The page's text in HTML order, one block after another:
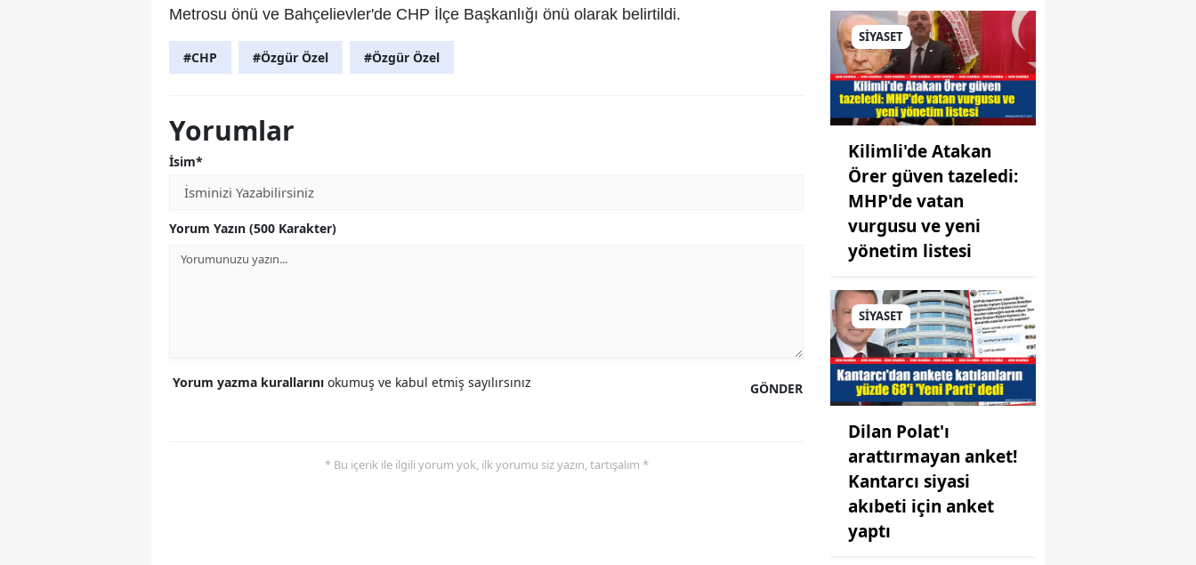
Metrosu önü ve Bahçelievler'de CHP İlçe Başkanlığı önü olarak belirtildi.
#CHP #Özgür Özel #Özgür Özel
Yorumlar
İsim*
Yorum Yazın (500 Karakter)
GÖNDER
Yorum yazma kurallarını okumuş ve kabul etmiş sayılırsınız
* Bu içerik ile ilgili yorum yok, ilk yorumu siz yazın, tartışalım *
SİYASET
Kilimli'de Atakan
Örer güven tazeledi:
MHP'de vatan
vurgusu ve yeni
yönetim listesi
SİYASET
Dilan Polat'ı
arattırmayan anket!
Kantarcı siyasi
akıbeti için anket
yaptı